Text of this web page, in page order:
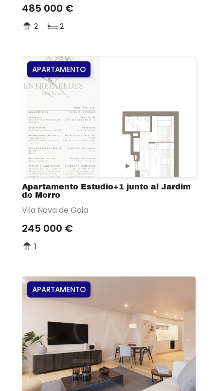
485 000 €
2 2
APARTAMENTO
Apartamento Estudio+1 junto al Jardim
do Morro
Vila Nova de Gaia
245 000 €
1
APARTAMENTO